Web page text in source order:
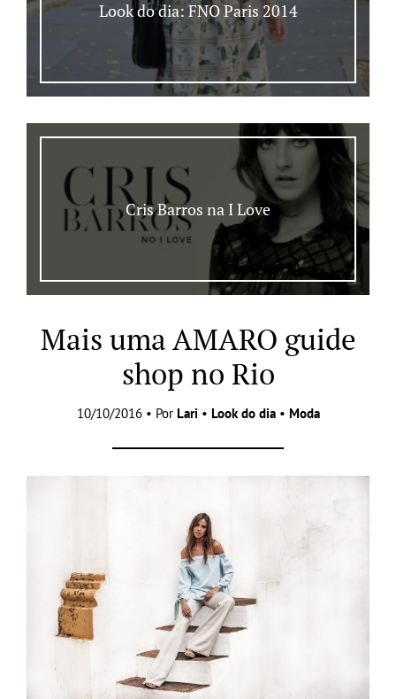
Look do dia: FNO Paris 2014
Cris Barros na I Love
Mais uma AMARO guide
shop no Rio
10/10/2016 • Por Lari • Look do dia• Moda